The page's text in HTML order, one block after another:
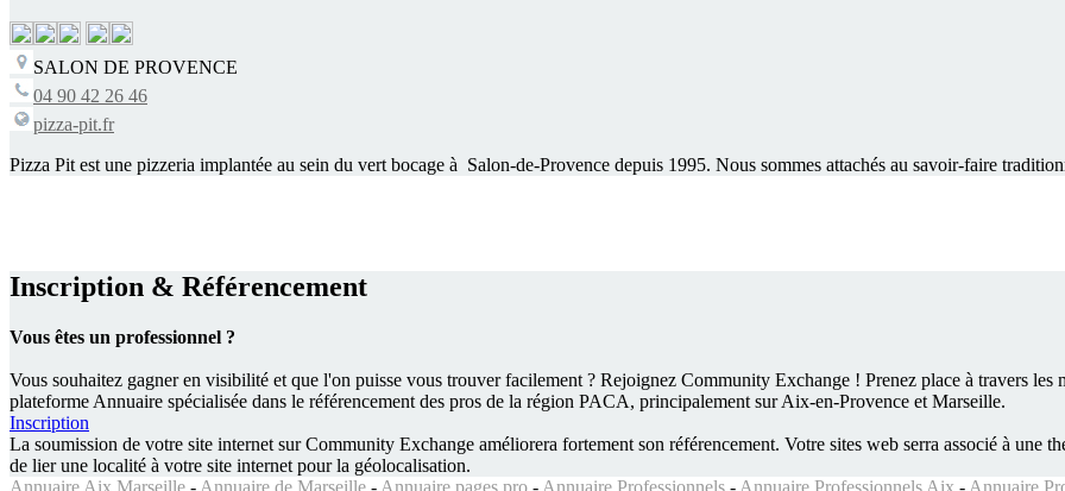
SALON DE PROVENCE
04 90 42 26 46
pizza-pit.fr
Pizza Pit est une pizzeria implantée au sein du vert bocage à Salon-de-Provence depuis 1995. Nous sommes attachés au savoir-faire
Inscription & Référencement
Vous êtes un professionnel ?
Vous souhaitez gagner en visibilité et que l'on puisse vous trouver facilement ? Rejoignez Community Exchange ! Prenez place à travers
plateforme Annuaire spécialisée dans le référencement des pros de la région PACA, principalement sur Aix-en-Provence et Marseille.
Inscription
La soumission de votre site internet surCommunity Exchange améliorera fortement son référencement. Votre sites web serra associé à une
de lier une localité à votre site internet pour la géolocalisation.